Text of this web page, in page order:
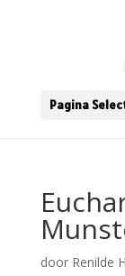
Pagina
door Renilde